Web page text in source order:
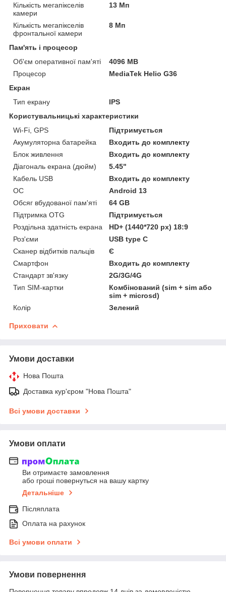
Кількість мегапікселів
камери
13 Мп
Кількість мегапікселів
фронтальної камери
8 Мп
Пам'ять і процесор
Об'єм оперативної пам'яті
4096 MB
Процесор
MediaTek Helio G36
Екран
Тип екрану
IPS
Користувальницькі характеристики
Wi-Fi, GPS
Підтримується
Акумуляторна батарейка
Входить до комплекту
Блок живлення
Входить до комплекту
Діагональ екрана (дюйм)
5.45"
Кабель USB
Входить до комплекту
ОС
Android 13
Обсяг вбудованої пам'яті
64 GB
Підтримка OTG
Підтримується
Роздільна здатність екрана
HD+ (1440*720 px) 18:9
Роз'єми
USB type C
Сканер відбитків пальців
Є
Смартфон
Входить до комплекту
Стандарт зв'язку
2G/3G/4G
Тип SIM-картки
Комбінований (sim + sim або
sim + microsd)
Колір
Зелений
Приховати
Умови доставки
Нова Пошта
Доставка кур'єром "Нова Пошта"
Всі умови доставки
Умови оплати
Ви отримаєте замовлення
або гроші повернуться на вашу картку
Детальніше
Післяплата
Оплата на рахунок
Всі умови оплати
Умови повернення